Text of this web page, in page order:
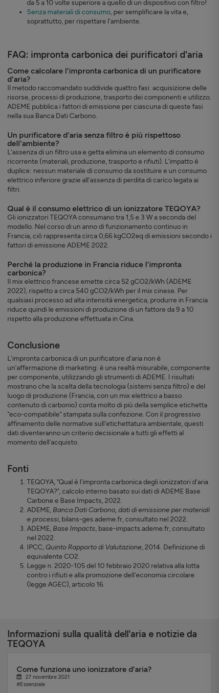
da 5 a 10 volte superiore a quello di un dispositivo con filtro!
Senza materiali di consumo, per semplificare la vita e,
soprattutto, per rispettare l'ambiente.
FAQ: impronta carbonica dei purificatori d'aria
Come calcolare l'impronta carbonica di un purificatore
d'aria?
Il metodo raccomandato suddivide quattro fasi: acquisizione delle
risorse, processi di produzione, trasporto dei componenti e utilizzo.
ADEME pubblica i fattori di emissione per ciascuna di queste fasi
nella sua Banca Dati Carbono.
Un purificatore d'aria senza filtro è più rispettoso
dell'ambiente?
L'assenza di un filtro usa e getta elimina un elemento di consumo
ricorrente (materiali, produzione, trasporto e rifiuti). L'impatto è
duplice: nessun materiale di consumo da sostituire e un consumo
elettrico inferiore grazie all'assenza di perdita di carico legata ai
filtri.
Qual è il consumo elettrico di un ionizzatore TEQOYA?
Gli ionizzatori TEQOYA consumano tra 1,5 e 3 W a seconda del
modello. Nel corso di un anno di funzionamento continuo in
Francia, ciò rappresenta circa 0,66 kgCO2eq di emissioni secondo i
fattori di emissione ADEME 2022.
Perché la produzione in Francia riduce l'impronta
carbonica?
Il mix elettrico francese emette circa 52 gCO2/kWh (ADEME
2022), rispetto a circa 540 gCO2/kWh per il mix cinese. Per
qualsiasi processo ad alta intensità energetica, produrre in Francia
riduce quindi le emissioni di produzione di un fattore da 9 a 10
rispetto alla produzione effettuata in Cina.
Conclusione
L'impronta carbonica di un purificatore d'aria non è
un'affermazione di marketing: è una realtà misurabile, componente
per componente, utilizzando gli strumenti di ADEME. I risultati
mostrano che la scelta della tecnologia (sistemi senza filtro) e del
luogo di produzione (Francia, con un mix elettrico a basso
contenuto di carbonio) conta molto di più della semplice etichetta
"eco-compatibile" stampata sulla confezione. Con il progressivo
affinamento delle normative sull'etichettatura ambientale, questi
dati diventeranno un criterio decisionale a tutti gli effetti al
momento dell'acquisto.
Fonti
TEQOYA, "Qual è l'impronta carbonica degli ionizzatori d'aria
TEQOYA?", calcolo interno basato sui dati di ADEME Base
Carbone e Base Impacts, 2022.
ADEME, Banca Dati Carbono, dati di emissione per materiali
e processi, bilans-ges.ademe.fr, consultato nel 2022.
ADEME, Base Impacts, base-impacts.ademe.fr, consultato
nel 2022.
IPCC, Quinto Rapporto di Valutazione, 2014. Definizione di
equivalente CO2.
Legge n. 2020-105 del 10 febbraio 2020 relativa alla lotta
contro i rifiuti e alla promozione dell'economia circolare
(legge AGEC), articolo 16.
Informazioni sulla qualità dell'aria e notizie da
TEQOYA
Come funziona uno ionizzatore d'aria?
27 novembre 2021
#Essenziale